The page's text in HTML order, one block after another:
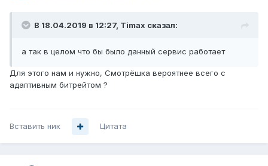
В 18.04.2019 в 12:27, Timax сказал:
а так в целом что бы было данный сервис работает
Для этого нам и нужно, Смотрёшка вероятнее всего с
адаптивным битрейтом ?
Вставить ник Цитата